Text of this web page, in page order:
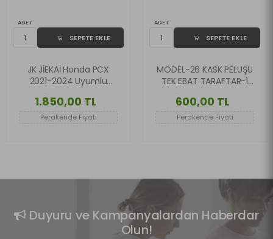
ADET
SEPETE EKLE
JK JİEKAİ Honda PCX
2021-2024 Uyumlu
GOLD
1.850,00 TL
Perakende Fiyatı
ADET
SEPETE EKLE
MODEL-26 KASK PELUŞU
TEK EBAT TARAFTAR-1
600,00 TL
Perakende Fiyatı
Duyuru ve Kampanyalardan Haberdar
Olun!